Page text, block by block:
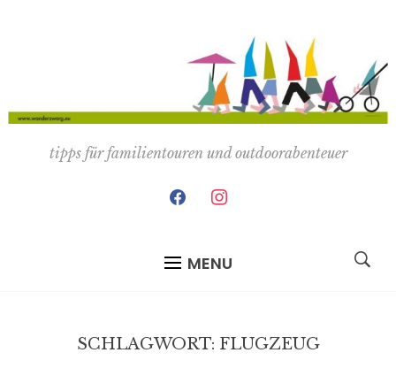
tipps für familientouren und outdoorabenteuer
facebookinstagram
MENU
SCHLAGWORT: FLUGZEUG